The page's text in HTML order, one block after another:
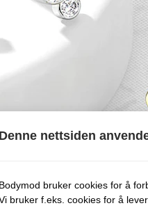
nettsiden
bruker cookies for å
bruker f.eks. cookies for å